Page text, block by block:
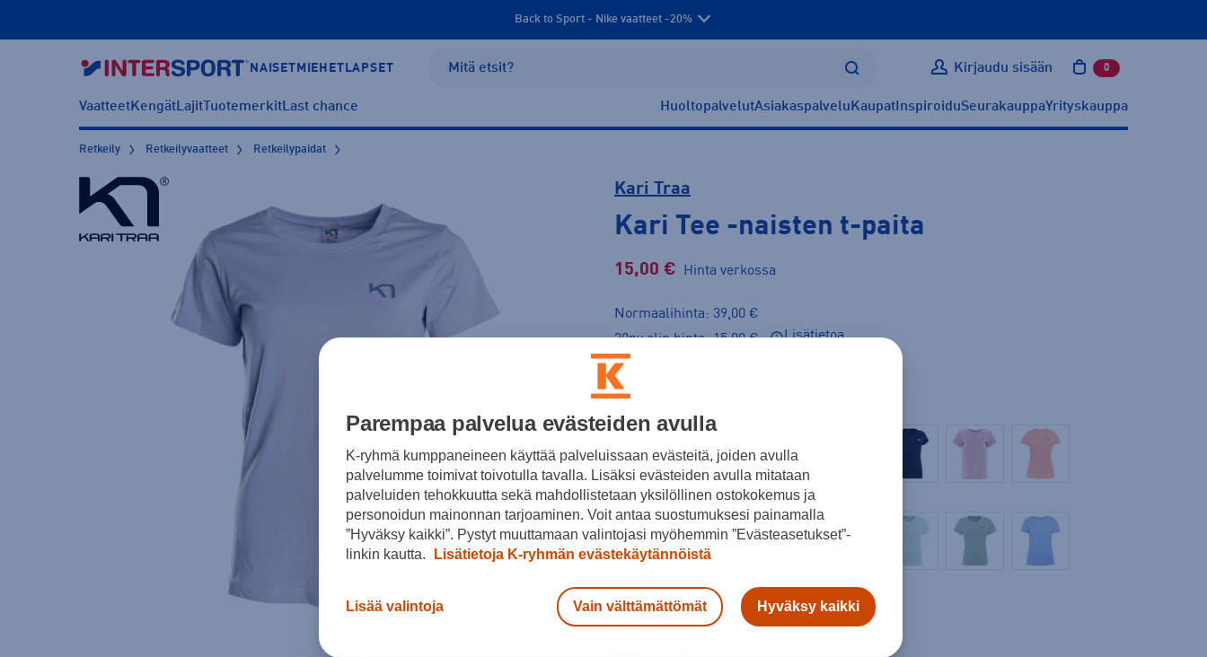
Back to Sport - Nike vaatteet -20%
NAISET MIEHET LAPSET Kirjaudu sisään 0 tuotetta
VaatteetKengätLajitTuotemerkitLast chance HuoltopalvelutAsiakaspalvelu Kaupat InspiroiduSeurakauppaYrityskauppa
Retkeily Retkeilyvaatteet Retkeilypaidat
Kari Traa
Kari Tee -naisten t-paita
15,00 € Hinta verkossa
Normaalihinta: 39,00 €
30pv alin hinta: 15,00 €
Lisätietoa
LAST CHANCE
Väri
Koko
XS M
Parempaa palvelua evästeiden avulla
K-ryhmä kumppaneineen käyttää palveluissaan evästeitä, joiden avulla
palvelumme toimivat toivotulla tavalla. Lisäksi evästeiden avulla mitataan
palveluiden tehokkuutta sekä mahdollistetaan yksilöllinen ostokokemus ja
personoidun mainonnan tarjoaminen. Voit antaa suostumuksesi painamalla
”Hyväksy kaikki”. Pystyt muuttamaan valintojasi myöhemmin ”Evästeasetukset”-
linkin kautta.
Lisätietoja K-ryhmän evästekäytännöistä
Lisää valintoja Vain välttämättömät Hyväksy kaikki